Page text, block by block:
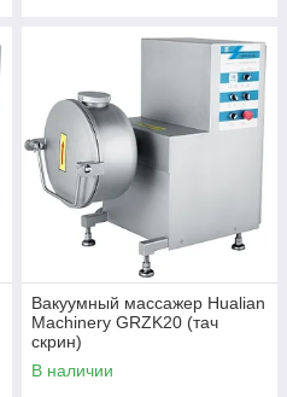
Вакуумный массажер Hualian
Machinery GRZK20 (тач
скрин)
В наличии